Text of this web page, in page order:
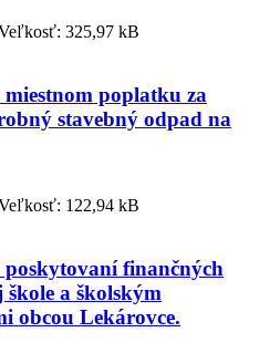
325,97 kB
poplatku za
stavebný odpad na
122,94 kB
finančných
a školským
obcou Lekárovce.